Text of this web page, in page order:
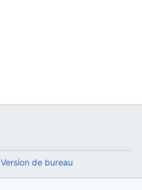
Version de bureau